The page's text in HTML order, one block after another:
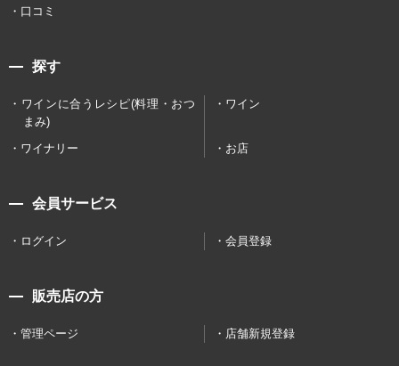
口コミ
探す
ワインに合うレシピ(料理・おつ
まみ)
ワイン
ワイナリー お店
会員サービス
ログイン 会員登録
販売店の方
管理ページ 店舗新規登録